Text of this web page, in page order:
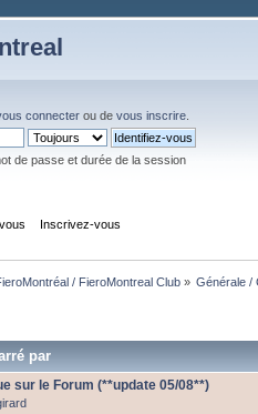
connecter ou de vous inscrire
de passe et durée de la session
Inscrivez-vous
/ FieroMontreal Club» Générale /
par
sur le Forum (**update 05/08**)